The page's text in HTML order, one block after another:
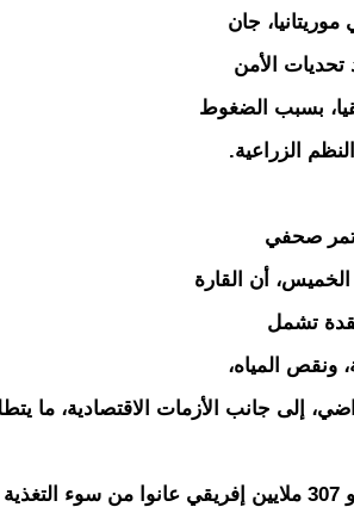
جان
تحديات الأمن
بسبب الضغوط
الزراعية.
صحفي
أن القارة
تشمل
ونقص المياه،
إلى جانب الأزمات الاقتصادية، ما